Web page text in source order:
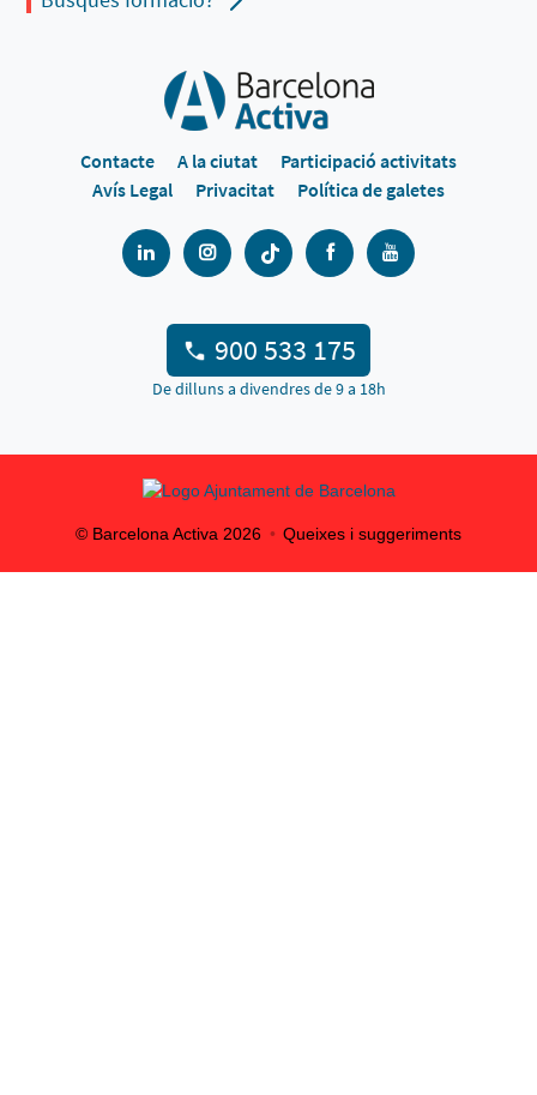
Contacte A la ciutat
Participació activitats
Avís Legal
Privacitat Política de galetes
900 533 175
De dilluns a divendres de 9 a 18h
© Barcelona Activa 2026 Queixes i suggeriments